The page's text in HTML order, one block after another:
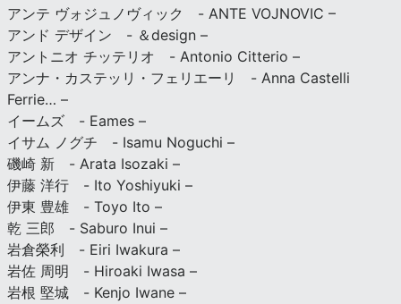
アンテ ヴォジュノヴィック - ANTE VOJNOVIC –
アンド デザイン - ＆design –
アントニオ チッテリオ - Antonio Citterio –
アンナ・カステッリ・フェリエーリ - Anna Castelli
Ferrie… –
イームズ - Eames –
イサム ノグチ - Isamu Noguchi –
磯崎 新 - Arata Isozaki –
伊藤 洋行 - Ito Yoshiyuki –
伊東 豊雄 - Toyo Ito –
乾 三郎 - Saburo Inui –
岩倉榮利 - Eiri Iwakura –
岩佐 周明 - Hiroaki Iwasa –
岩根 堅城 - Kenjo Iwane –